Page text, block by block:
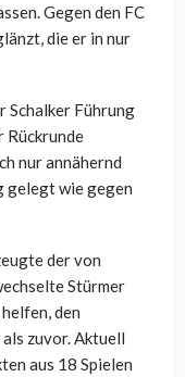
Gegen den FC
die er in nur
Schalker Führung
Rückrunde
nur annähernd
gelegt wie gegen
der von
Stürmer
den
zuvor. Aktuell
aus 18 Spielen